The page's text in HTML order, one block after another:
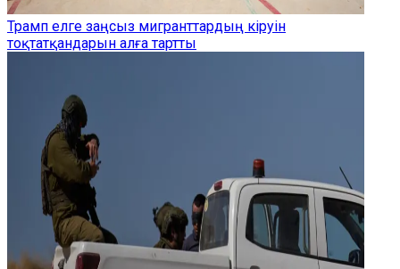
Трамп елге заңсыз мигранттардың кіруін
тоқтатқандарын алға тартты